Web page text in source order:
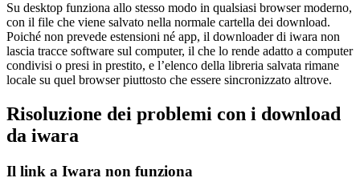
Su desktop funziona allo stesso modo in qualsiasi browser moderno,
con il file che viene salvato nella normale cartella dei download.
Poiché non prevede estensioni né app, il downloader di iwara non
lascia tracce software sul computer, il che lo rende adatto a computer
condivisi o presi in prestito, e l’elenco della libreria salvata rimane
locale su quel browser piuttosto che essere sincronizzato altrove.
Risoluzione dei problemi con i download
da iwara
Il link a Iwara non funziona